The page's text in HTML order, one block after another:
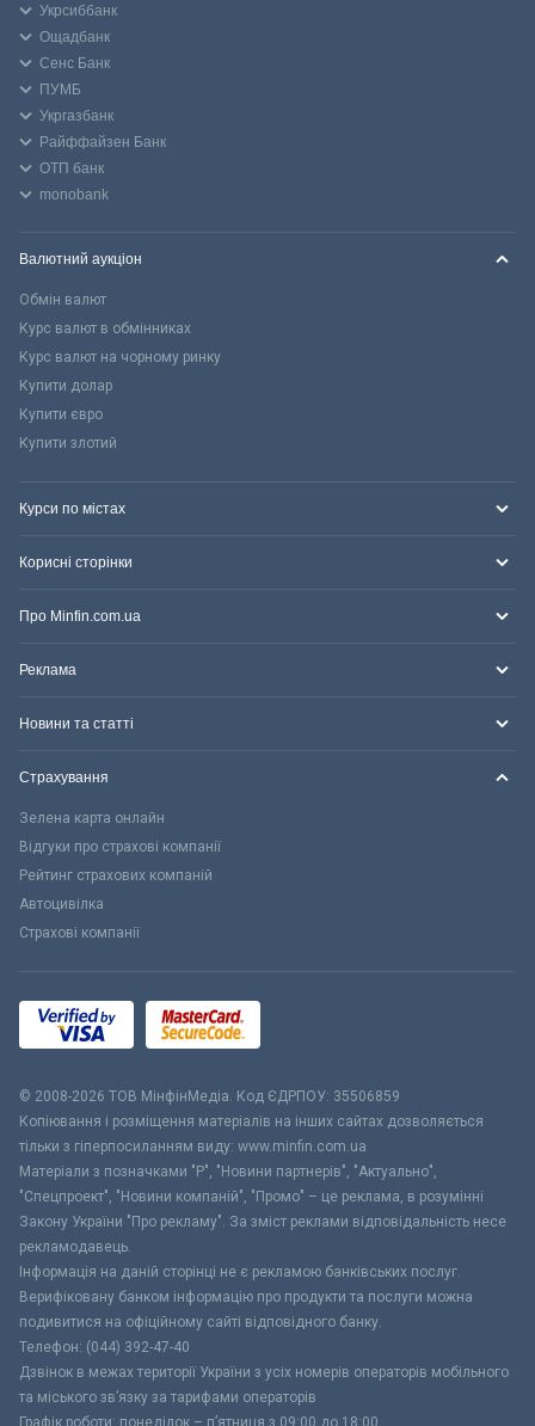
Укрсиббанк
Ощадбанк
Сенс Банк
ПУМБ
Укргазбанк
Райффайзен Банк
ОТП банк
monobank
Валютний аукціон
Обмін валют
Курс валют в обмінниках
Курс валют на чорному ринку
Купити долар
Купити євро
Купити злотий
Курси по містах
Корисні сторінки
Про Minfin.com.ua
Реклама
Новини та статті
Страхування
Зелена карта онлайн
Відгуки про страхові компанії
Рейтинг страхових компаній
Автоцивілка
Страхові компанії
© 2008-2026 ТОВ МiнфiнМедiа. Код ЄДРПОУ: 35506859
Копіювання і розміщення матеріалів на інших сайтах дозволяється
тільки з гіперпосиланням виду: www.minfin.com.ua
Матеріали з позначками "Р", "Новини партнерів", "Актуально",
"Спецпроект", "Новини компаній", "Промо" – це реклама, в розумінні
Закону України "Про рекламу". За зміст реклами відповідальність несе
рекламодавець.
Інформація на даній сторінці не є рекламою банківських послуг.
Верифіковану банком інформацію про продукти та послуги можна
подивитися на офіційному сайті відповідного банку.
Телефон: (044) 392-47-40
Дзвінок в межах території України з усіх номерів операторів мобільного
та міського зв’язку за тарифами операторів
Графік роботи: понеділок – п’ятниця з 09:00 до 18:00